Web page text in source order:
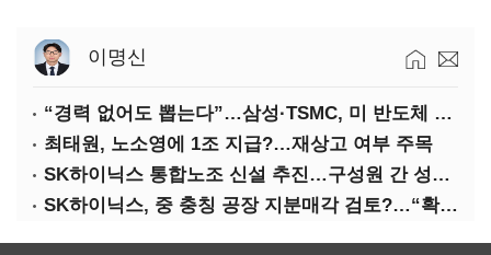
이명신
“경력 없어도 뽑는다”…삼성·TSMC, 미 반도체 인재 쟁탈전
최태원, 노소영에 1조 지급?…재상고 여부 주목
SK하이닉스 통합노조 신설 추진…구성원 간 성과급 불만 확산
SK하이닉스, 중 충칭 공장 지분매각 검토?…“확정된 바 없어”